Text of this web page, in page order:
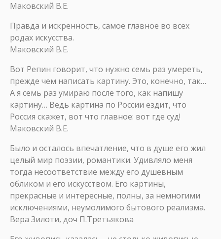
Маковский В.Е.
Правда и искренность, самое главное во всех
родах искусства.
Маковский В.Е.
Вот Репин говорит, что нужно семь раз умереть,
прежде чем написать картину. Это, конечно, так…
А я семь раз умираю после того, как напишу
картину… Ведь картина по России ездит, что
Россия скажет, вот что главное: вот где суд!
Маковский В.Е.
Было и осталось впечатление, что в душе его жил
целый мир поэзии, романтики. Удивляло меня
тогда несоответствие между его душевным
обликом и его искусством. Его картины,
прекрасные и интересные, полны, за немногими
исключениями, неумолимого бытового реализма.
Вера Зилоти, доч П.Третьякова